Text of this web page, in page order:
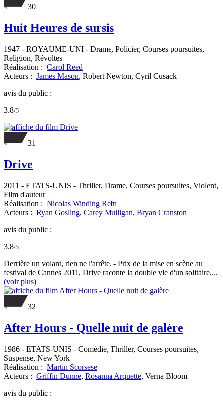
30
Huit Heures de sursis
1947 - ROYAUME-UNI - Drame, Policier, Courses poursuites,
Religion, Révoltes
Réalisation : Carol Reed
Acteurs : James Mason, Robert Newton, Cyril Cusack
avis du public :
3.8/5
31
Drive
2011 - ETATS-UNIS - Thriller, Drame, Courses poursuites, Violent,
Film d'auteur
Réalisation : Nicolas Winding Refn
Acteurs : Ryan Gosling, Carey Mulligan, Bryan Cranston
avis du public :
3.8/5
Derrière un volant, rien ne l'arrête. - Prix de la mise en scène au
festival de Cannes 2011, Drive raconte la double vie d'un solitaire,...
(voir plus)
32
After Hours - Quelle nuit de galère
1986 - ETATS-UNIS - Comédie, Thriller, Courses poursuites,
Suspense, New York
Réalisation : Martin Scorsese
Acteurs : Griffin Dunne, Rosanna Arquette, Verna Bloom
avis du public :